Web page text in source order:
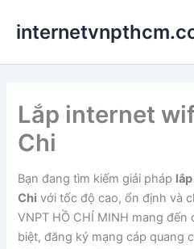
dung
Lắp internet
Chi
Bạn đang tìm kiếm giải pháp
Chi với tốc độ cao, ổn định và
VNPT HỒ CHÍ MINH mang
biệt, đăng ký mạng cáp quang